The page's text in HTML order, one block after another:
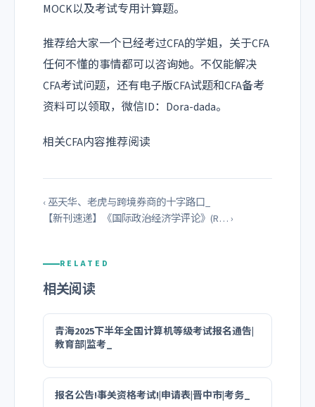
MOCK以及考试专用计算题。
推荐给大家一个已经考过CFA的学姐，关于CFA
任何不懂的事情都可以咨询她。不仅能解决
CFA考试问题，还有电子版CFA试题和CFA备考
资料可以领取，微信ID：Dora-dada。
相关CFA内容推荐阅读
‹ 巫天华、老虎与跨境券商的十字路口_
【新刊速递】《国际政治经济学评论》(R… ›
RELATED
相关阅读
青海2025下半年全国计算机等级考试报名通告|
教育部|监考_
报名公告!事关资格考试!|申请表|晋中市|考务_